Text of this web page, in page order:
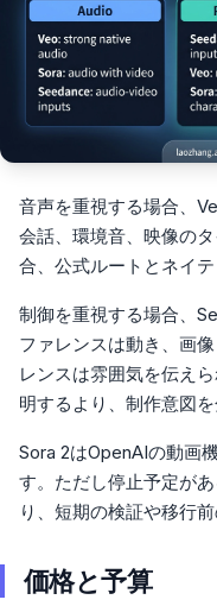
音声を重視する場合、
会話、環境音、映像の
合、公式ルートとネイ
制御を重視する場合、
ファレンスは動き、画
レンスは雰囲気を伝え
明するより、制作意図
Sora 2はOpenAIの動画
す。ただし停止予定が
り、短期の検証や移行
価格と予算